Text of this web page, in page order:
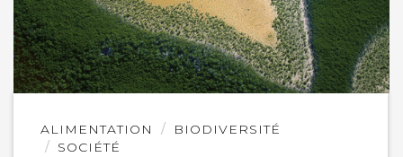
ALIMENTATION
BIODIVERSITÉ
SOCIÉTÉ
Lire
l'article